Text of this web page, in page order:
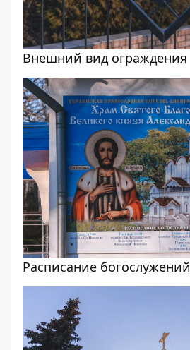
Внешний вид ограждения
Расписание богослужений